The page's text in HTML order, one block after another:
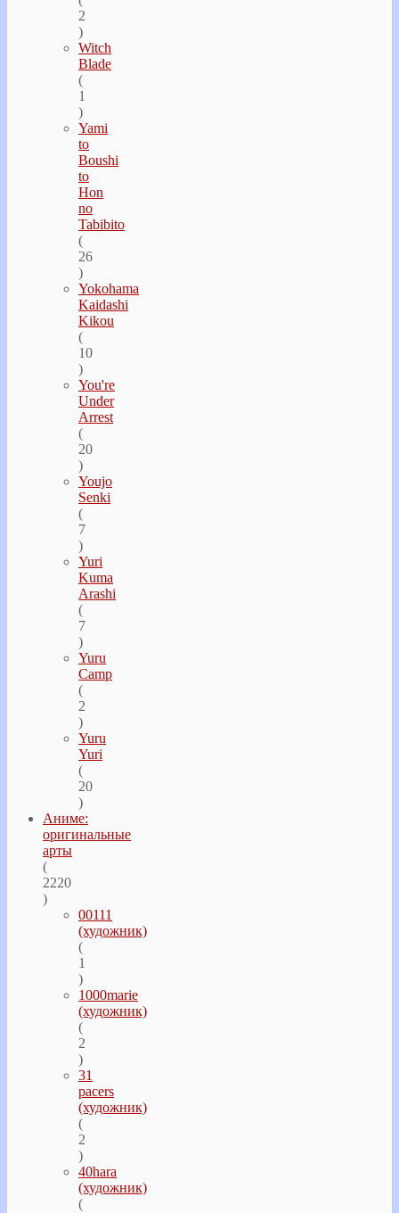
2
)
Witch
Blade
(
1
)
Yami
to
Boushi
to
Hon
no
Tabibito
(
26
)
Yokohama
Kaidashi
Kikou
(
10
)
You're
Under
Arrest
(
20
)
Youjo
Senki
(
7
)
Yuri
Kuma
Arashi
(
7
)
Yuru
Camp
(
2
)
Yuru
Yuri
(
20
)
Аниме:
оригинальные
арты
(
2220
)
00111
(художник)
(
1
)
1000marie
(художник)
(
2
)
31
pacers
(художник)
(
2
)
40hara
(художник)
(